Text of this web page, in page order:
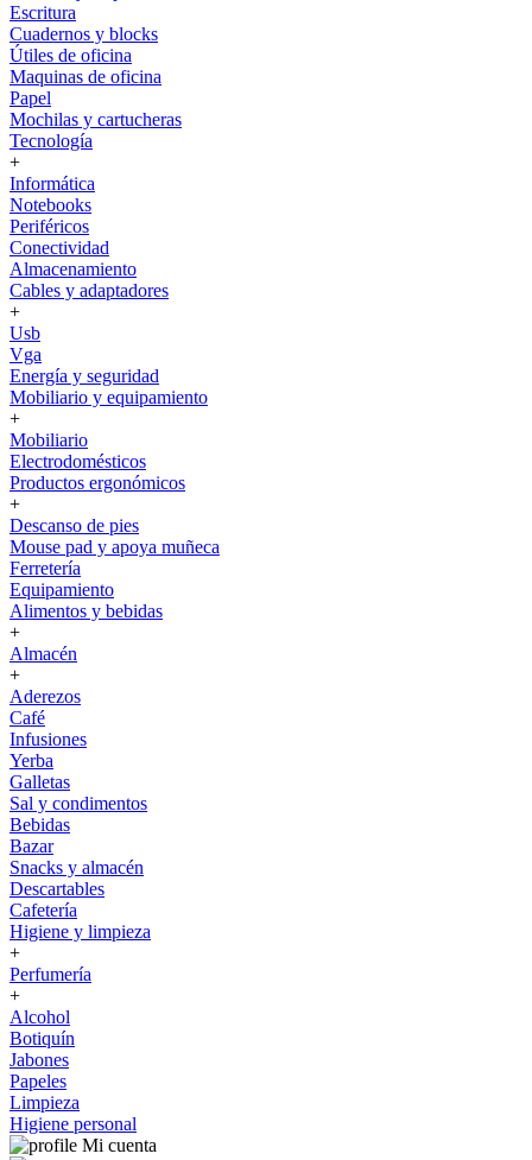
Escritura
Cuadernos y blocks
Útiles de oficina
Maquinas de oficina
Papel
Mochilas y cartucheras
Tecnología
+
Informática
Notebooks
Periféricos
Conectividad
Almacenamiento
Cables y adaptadores
+
Usb
Vga
Energía y seguridad
Mobiliario y equipamiento
+
Mobiliario
Electrodomésticos
Productos ergonómicos
+
Descanso de pies
Mouse pad y apoya muñeca
Ferretería
Equipamiento
Alimentos y bebidas
+
Almacén
+
Aderezos
Café
Infusiones
Yerba
Galletas
Sal y condimentos
Bebidas
Bazar
Snacks y almacén
Descartables
Cafetería
Higiene y limpieza
+
Perfumería
+
Alcohol
Botiquín
Jabones
Papeles
Limpieza
Higiene personal
Mi cuenta